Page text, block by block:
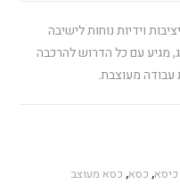
וידיות נוחות לישיבה
מתאים למשקל של עד 140 ק”ג, מגיע עם כל הדרוש להרכבה
מעוצבת.
כיסא, כסא, כסא מעוצב